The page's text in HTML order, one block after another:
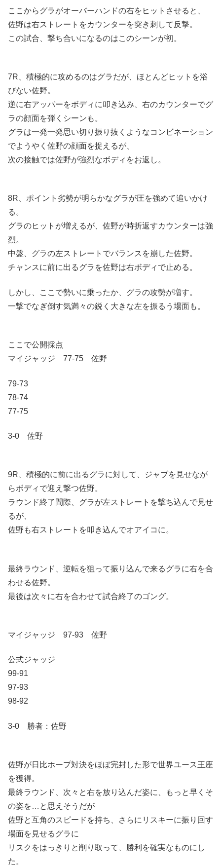
ここからグラがオーバーハンドの右をヒットさせると、
佐野は右ストレートをカウンターを突き刺して反撃。
この試合、撃ち合いになるのはこのシーンが初。
7R、積極的に攻めるのはグラだが、ほとんどヒットを浴
びない佐野。
逆に右アッパーをボディに叩き込み、右のカウンターでグ
ラの顔面を弾くシーンも。
グラは一発一発思い切り振り抜くようなコンビネーション
でようやく佐野の顔面を捉えるが、
次の接触では佐野が強烈なボディをお返し。
8R、ポイント劣勢が明らかなグラが圧を強めて追いかけ
る。
グラのヒットが増えるが、佐野が時折返すカウンターは強
烈。
中盤、グラの左ストレートでバランスを崩した佐野。
チャンスに前に出るグラを佐野は右ボディで止める。
しかし、ここで勢いに乗ったか、グラの攻勢が増す。
一撃でなぎ倒す気満々の鋭く大きな左を振るう場面も。
ここで公開採点
マイジャッジ 77-75 佐野
79-73
78-74
77-75
3-0 佐野
9R、積極的に前に出るグラに対して、ジャブを見せなが
らボディで迎え撃つ佐野。
ラウンド終了間際、グラが左ストレートを撃ち込んで見せ
るが、
佐野も右ストレートを叩き込んでオアイコに。
最終ラウンド、逆転を狙って振り込んで来るグラに右を合
わせる佐野。
最後は次々に右を合わせて試合終了のゴング。
マイジャッジ 97-93 佐野
公式ジャッジ
99-91
97-93
98-92
3-0 勝者：佐野
佐野が日比ホープ対決をほぼ完封した形で世界ユース王座
を獲得。
最終ラウンド、次々と右を放り込んだ姿に、もっと早くそ
の姿を…と思えそうだが
佐野と互角のスピードを持ち、さらにリスキーに振り回す
場面を見せるグラに
リスクをはっきりと削り取って、勝利を確実なものにし
た。